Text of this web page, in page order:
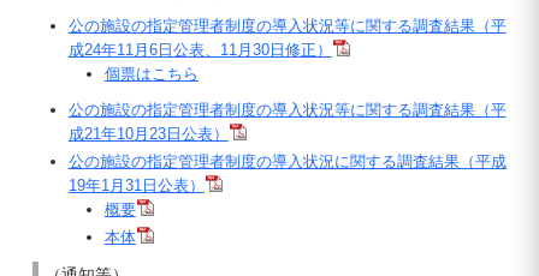
公の施設の指定管理者制度の導入状況等に関する調査結果（平
成24年11月6日公表、11月30日修正）
個票はこちら
公の施設の指定管理者制度の導入状況等に関する調査結果（平
成21年10月23日公表）
公の施設の指定管理者制度の導入状況に関する調査結果（平成
19年1月31日公表）
概要
本体